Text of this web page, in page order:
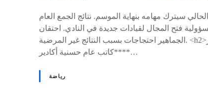
سيترك مهامه بنهاية الموسم. نتائج الجمع العام
فتح المجال لقيادات جديدة في النادي. احتقان
الجماهير احتجاجات بسبب النتائج غير المرضية. <h2>إعلان استقالة المكتب المسير</h2> <p>أفاد **امحند أهرابا**،
**كاتب عام حسنية أكادير**…
رياضة